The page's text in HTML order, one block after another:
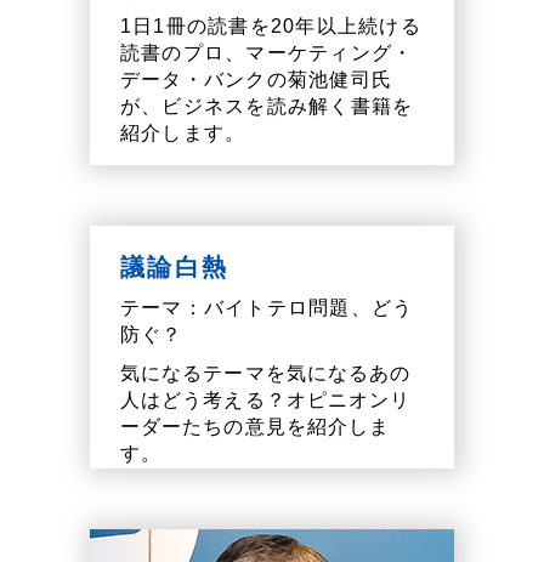
1日1冊の読書を20年以上続ける
読書のプロ、マーケティング・
データ・バンクの菊池健司氏
が、ビジネスを読み解く書籍を
紹介します。
議論白熱
テーマ：バイトテロ問題、どう
防ぐ？
気になるテーマを気になるあの
人はどう考える？オピニオンリ
ーダーたちの意見を紹介しま
す。